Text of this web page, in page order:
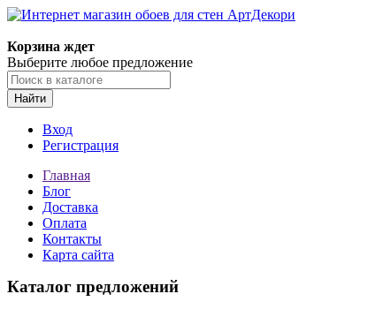
Корзина ждет
Выберите любое предложение
Найти
Вход
Регистрация
Главная
Блог
Доставка
Оплата
Контакты
Карта сайта
Каталог предложений